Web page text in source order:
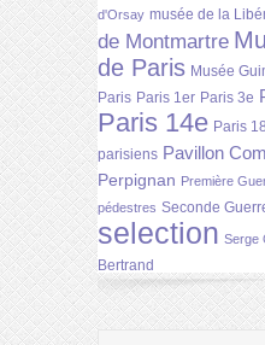
d'Orsay musée de la
de Montmartre
de Paris Musée
Paris Paris 1er Paris 3e
Paris 14e Paris
parisiens Pavillon
Perpignan Première
pédestres Seconde
selection Serge
Bertrand